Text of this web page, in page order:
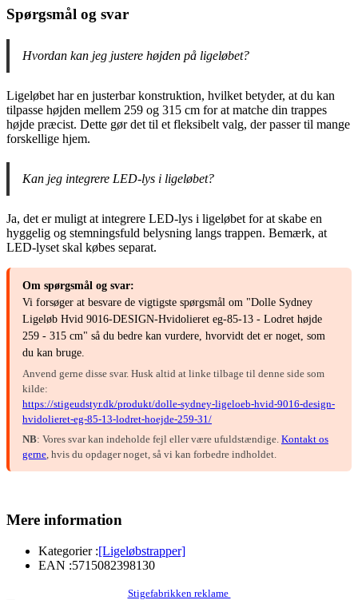
Spørgsmål og svar
Hvordan kan jeg justere højden på ligeløbet?
Ligeløbet har en justerbar konstruktion, hvilket betyder, at du kan
tilpasse højden mellem 259 og 315 cm for at matche din trappes
højde præcist. Dette gør det til et fleksibelt valg, der passer til mange
forskellige hjem.
Kan jeg integrere LED-lys i ligeløbet?
Ja, det er muligt at integrere LED-lys i ligeløbet for at skabe en
hyggelig og stemningsfuld belysning langs trappen. Bemærk, at
LED-lyset skal købes separat.
Om spørgsmål og svar:
Vi forsøger at besvare de vigtigste spørgsmål om "Dolle Sydney
Ligeløb Hvid 9016-DESIGN-Hvidolieret eg-85-13 - Lodret højde
259 - 315 cm" så du bedre kan vurdere, hvorvidt det er noget, som
du kan bruge.
Anvend gerne disse svar. Husk altid at linke tilbage til denne side som
kilde:
https://stigeudstyr.dk/produkt/dolle-sydney-ligeloeb-hvid-9016-design-
hvidolieret-eg-85-13-lodret-hoejde-259-31/
NB: Vores svar kan indeholde fejl eller være ufuldstændige. Kontakt os
gerne, hvis du opdager noget, så vi kan forbedre indholdet.
Mere information
Kategorier :[Ligeløbstrapper]
EAN :5715082398130
Stigefabrikken reklame